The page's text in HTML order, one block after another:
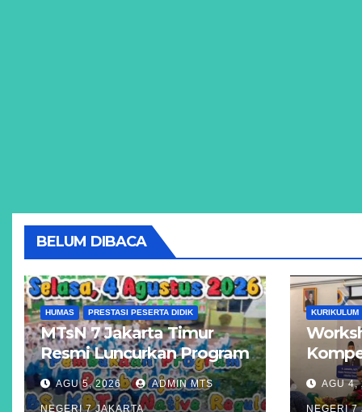
BELUM DIBACA
HUMAS PRESTASI PESERTA DIDIK
MTsN 7 Jakarta Timur
Resmi Luncurkan Program
Unggulan KBS, KBT, dan
Kelas Reguler Native
AGU 5, 2026 ADMIN MTS
NEGERI 7 JAKARTA
KURIKULUM
AGU 4,
NEGERI 7